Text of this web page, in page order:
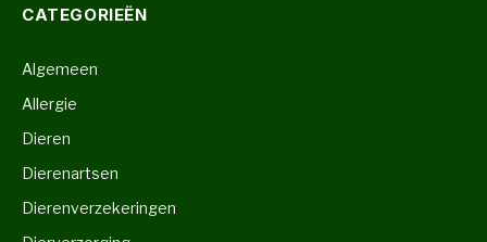
CATEGORIEËN
Algemeen
Allergie
Dieren
Dierenartsen
Dierenverzekeringen